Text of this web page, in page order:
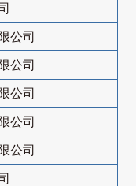
公司
公司
公司
公司
公司